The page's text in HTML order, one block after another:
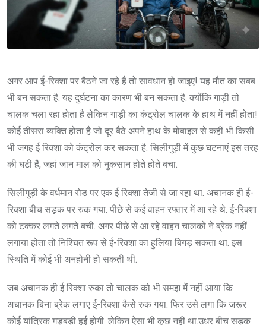
अगर आप ई-रिक्शा पर बैठने जा रहे हैं तो सावधान हो जाइए! यह मौत का सबब
भी बन सकता है. यह दुर्घटना का कारण भी बन सकता है. क्योंकि गाड़ी तो
चालक चला रहा होता है लेकिन गाड़ी का कंट्रोल चालक के हाथ में नहीं होता!
कोई तीसरा व्यक्ति होता है जो दूर बैठे अपने हाथ के मोबाइल से कहीं भी किसी
भी जगह ई रिक्शा को कंट्रोल कर सकता है. सिलीगुड़ी में कुछ घटनाएं इस तरह
की घटी हैं, जहां जान माल को नुकसान होते होते बचा.
सिलीगुड़ी के वर्धमान रोड पर एक ई रिक्शा तेजी से जा रहा था. अचानक ही ई-
रिक्शा बीच सड़क पर रुक गया. पीछे से कई वाहन रफ्तार में आ रहे थे. ई-रिक्शा
को टक्कर लगते लगते बची. अगर पीछे से आ रहे वाहन चालकों ने ब्रेक नहीं
लगाया होता तो निश्चित रूप से ई-रिक्शा का हुलिया बिगड़ सकता था. इस
स्थिति में कोई भी अनहोनी हो सकती थी.
जब अचानक ही ई रिक्शा रुका तो चालक को भी समझ में नहीं आया कि
अचानक बिना ब्रेक लगाए ई-रिक्शा कैसे रुक गया. फिर उसे लगा कि जरूर
कोई यांत्रिक गड़बड़ी हुई होगी. लेकिन ऐसा भी कुछ नहीं था.उधर बीच सड़क